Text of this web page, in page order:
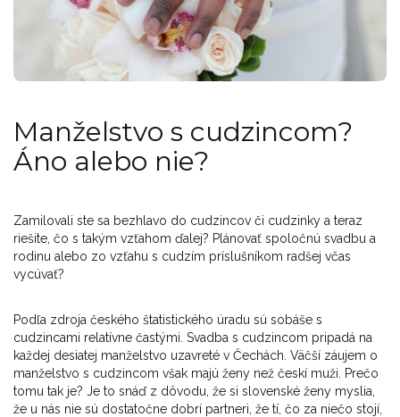
Manželstvo s cudzincom?
Áno alebo nie?
Zamilovali ste sa bezhlavo do cudzincov či cudzinky a teraz
riešite, čo s takým vzťahom ďalej? Plánovať spoločnú svadbu a
rodinu alebo zo vzťahu s cudzím príslušníkom radšej včas
vycúvať?
Podľa zdroja českého štatistického úradu sú sobáše s
cudzincami relatívne častými. Svadba s cudzincom pripadá na
každej desiatej manželstvo uzavreté v Čechách. Väčší záujem o
manželstvo s cudzincom však majú ženy než českí muži. Prečo
tomu tak je? Je to snáď z dôvodu, že si slovenské ženy myslia,
že u nás nie sú dostatočne dobrí partneri, že tí, čo za niečo stojí,